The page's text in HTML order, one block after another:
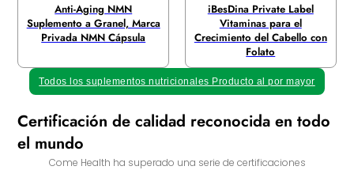
Anti-Aging NMN
Suplemento a Granel, Marca
Privada NMN Cápsula
iBesDina Private Label
Vitaminas para el
Crecimiento del Cabello con
Folato
Todos los suplementos nutricionales Producto al por mayor
Certificación de calidad reconocida en todo
el mundo
Come Health ha superado una serie de certificaciones